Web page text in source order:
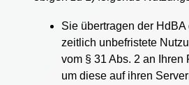
Sie übertragen der HdBA
zeitlich unbefristete
vom § 31 Abs. 2 an Ihren
um diese auf ihren